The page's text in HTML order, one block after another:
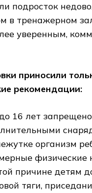
подросток
в тренажерном
уверенным,
приносили
рекомендации:
16 лет
организм
физические
причине детям
тяги,